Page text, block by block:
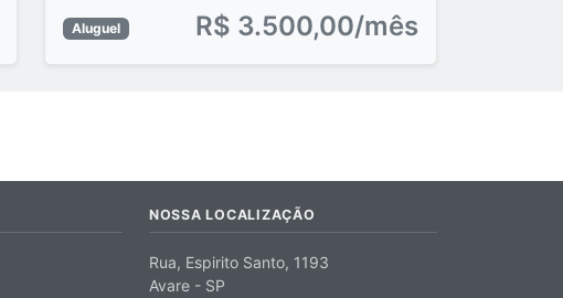
Aluguel R$ 3.500,00/mês
NOSSA LOCALIZAÇÃO
Rua, Espirito Santo, 1193
Avare - SP